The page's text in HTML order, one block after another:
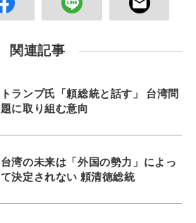
関連記事
トランプ氏「頼総統と話す」 台湾問
題に取り組む意向
台湾の未来は「外国の勢力」によっ
て決定されない 頼清徳総統